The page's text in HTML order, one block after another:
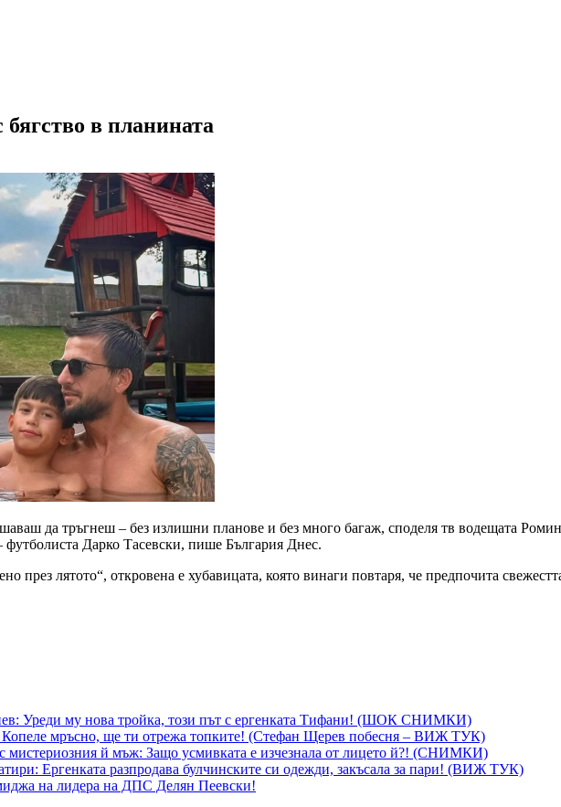
в планината
да тръгнеш – без излишни планове и без много багаж, споделя тв водещата
футболиста Дарко Тасевски, пише България Днес.
през лятото“, откровена е хубавицата, която винаги повтаря, че предпочита
Уреди му нова тройка, този път с ергенката Тифани! (ШОК СНИМКИ)
мръсно, ще ти отрежа топките! (Стефан Щерев побесня – ВИЖ ТУК)
й мъж: Защо усмивката е изчезнала от лицето й?! (СНИМКИ)
Ергенката разпродава булчинските си одежди, закъсала за пари! (ВИЖ ТУК)
на лидера на ДПС Делян Пеевски!